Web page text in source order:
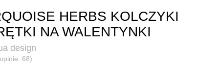
HERBS KOLCZYKI
NA WALENTYNKI
design
68)